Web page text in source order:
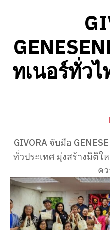
ทเนอร์ทั่ว
GIVORA จับมือ
ทั่วประเทศ มุ่งสร้างมิติใหม่ ก้าวสู่จุดเปลี่ยนของคลินิก